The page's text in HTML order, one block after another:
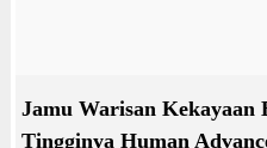
Jamu Warisan Kekayaan
Tingginya Human